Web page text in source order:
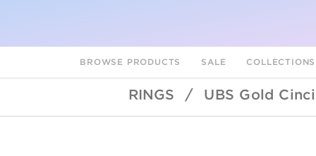
BROWSE PRODUCTS SALE COLLECTIONS
RINGS / UBS Gold